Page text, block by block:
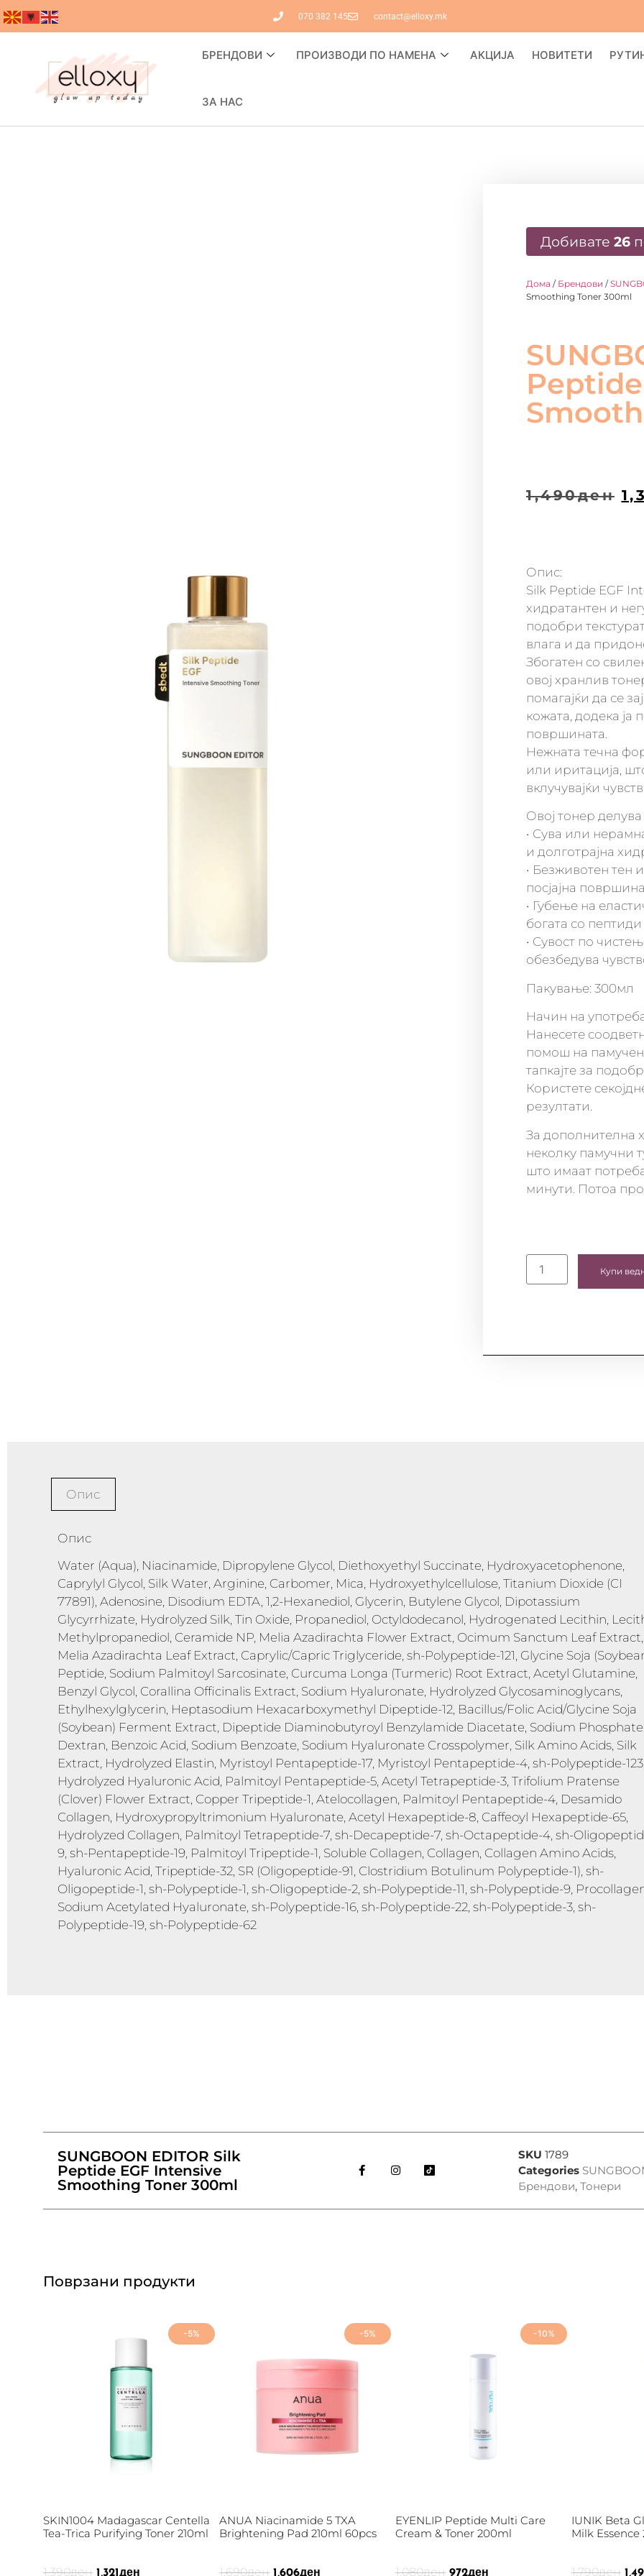
070 382 145 contact@elloxy.mk
БРЕНДОВИ ПРОИЗВОДИ ПО НАМЕНА АКЦИЈА НОВИТЕТИ
ЗА НАС
Добивате 26
Дома / Брендови /
Smoothing Toner 300ml
1,490ден
Опис:
Silk Peptide EGF
хидратантен и
подобри
влага и да
Збогатен со
овој хранлив
помагајќи да се
кожата, додека ја
површината.
Нежната течна
или иритација,
вклучувајќи
Овој тонер
• Сува или
и долготрајна
• Безживотен тен
посјајна површина
• Губење на
богата со пептиди
• Сувост по
обезбедува
Пакување: 300мл
Начин на
Нанесете
помош на
тапкајте за
Користете
резултати.
За дополнителна
неколку памучни
што имаат
минути. Потоа
Купи
Опис
Опис
Water (Aqua), Niacinamide, Dipropylene Glycol, Diethoxyethyl Succinate, Hydroxyacetophenone,
Caprylyl Glycol, Silk Water, Arginine, Carbomer, Mica, Hydroxyethylcellulose, Titanium Dioxide (CI
77891), Adenosine, Disodium EDTA, 1,2-Hexanediol, Glycerin, Butylene Glycol, Dipotassium
Glycyrrhizate, Hydrolyzed Silk, Tin Oxide, Propanediol, Octyldodecanol, Hydrogenated Lecithin,
Methylpropanediol, Ceramide NP, Melia Azadirachta Flower Extract, Ocimum Sanctum Leaf Extract,
Melia Azadirachta Leaf Extract, Caprylic/Capric Triglyceride, sh-Polypeptide-121, Glycine Soja
Peptide, Sodium Palmitoyl Sarcosinate, Curcuma Longa (Turmeric) Root Extract, Acetyl Glutamine,
Benzyl Glycol, Corallina Officinalis Extract, Sodium Hyaluronate, Hydrolyzed Glycosaminoglycans,
Ethylhexylglycerin, Heptasodium Hexacarboxymethyl Dipeptide-12, Bacillus/Folic Acid/Glycine Soja
(Soybean) Ferment Extract, Dipeptide Diaminobutyroyl Benzylamide Diacetate, Sodium
Dextran, Benzoic Acid, Sodium Benzoate, Sodium Hyaluronate Crosspolymer, Silk Amino Acids, Silk
Extract, Hydrolyzed Elastin, Myristoyl Pentapeptide-17, Myristoyl Pentapeptide-4, sh-Polypeptide-
Hydrolyzed Hyaluronic Acid, Palmitoyl Pentapeptide-5, Acetyl Tetrapeptide-3, Trifolium Pratense
(Clover) Flower Extract, Copper Tripeptide-1, Atelocollagen, Palmitoyl Pentapeptide-4, Desamido
Collagen, Hydroxypropyltrimonium Hyaluronate, Acetyl Hexapeptide-8, Caffeoyl Hexapeptide-65,
Hydrolyzed Collagen, Palmitoyl Tetrapeptide-7, sh-Decapeptide-7, sh-Octapeptide-4, sh-
9, sh-Pentapeptide-19, Palmitoyl Tripeptide-1, Soluble Collagen, Collagen, Collagen Amino Acids,
Hyaluronic Acid, Tripeptide-32, SR (Oligopeptide-91, Clostridium Botulinum Polypeptide-1), sh-
Oligopeptide-1, sh-Polypeptide-1, sh-Oligopeptide-2, sh-Polypeptide-11, sh-Polypeptide-9,
Sodium Acetylated Hyaluronate, sh-Polypeptide-16, sh-Polypeptide-22, sh-Polypeptide-3, sh-
Polypeptide-19, sh-Polypeptide-62
SUNGBOON EDITOR Silk
Peptide EGF Intensive
Smoothing Toner 300ml
SKU 1789
Categories
Брендови, Тонери
Поврзани продукти
-5%
SKIN1004 Madagascar Centella
Tea-Trica Purifying Toner 210ml
1,390ден 1,321ден
-5%
ANUA Niacinamide 5 TXA
Brightening Pad 210ml 60pcs
1,690ден 1,606ден
-10%
EYENLIP Peptide Multi Care
Cream & Toner 200ml
1,080ден 972ден
IUNIK Beta
Milk
1,790ден